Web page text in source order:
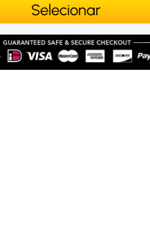
Selecionar